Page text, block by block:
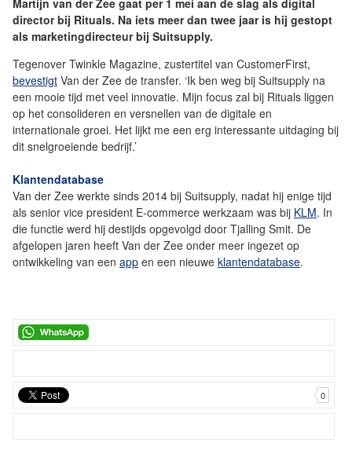
Martijn van der Zee gaat per 1 mei aan de slag als digital
director bij Rituals. Na iets meer dan twee jaar is hij gestopt
als marketingdirecteur bij Suitsupply.
Tegenover Twinkle Magazine, zustertitel van CustomerFirst,
bevestigt Van der Zee de transfer. ‘Ik ben weg bij Suitsupply na
een mooie tijd met veel innovatie. Mijn focus zal bij Rituals liggen
op het consolideren en versnellen van de digitale en
internationale groei. Het lijkt me een erg interessante uitdaging bij
dit snelgroeiende bedrijf.’
Klantendatabase
Van der Zee werkte sinds 2014 bij Suitsupply, nadat hij enige tijd
als senior vice president E-commerce werkzaam was bij KLM. In
die functie werd hij destijds opgevolgd door Tjalling Smit. De
afgelopen jaren heeft Van der Zee onder meer ingezet op
ontwikkeling van een app en een nieuwe klantendatabase.
0